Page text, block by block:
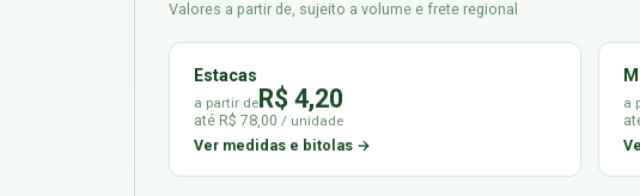
Valores a partir de, sujeito a volume e frete regional
Estacas
a partir deR$ 4,20
até R$ 78,00 / unidade
Ver medidas e bitolas →
a